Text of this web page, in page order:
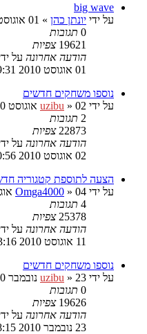
big wave
על ידי יונתן כהן » 01 אוגוסט 2010 09:31
0 תגובות
19621 צפיות
הודעה אחרונה על
01 אוגוסט 2010 09:31
נוספו משחקים חדשים
על ידי
uzibu » 02 אוגוסט 2010 16:56
2 תגובות
22873 צפיות
הודעה אחרונה על
02 אוגוסט 2010 20:56
הצעה לתוספת קטגוריה
על ידי
Omga4000 » 04 אוגוסט 2010 02:29
4 תגובות
25378 צפיות
הודעה אחרונה על
11 אוגוסט 2010 23:16
נוספו משחקים חדשים
על ידי
uzibu » 23 נובמבר 2010 18:15
0 תגובות
19626 צפיות
הודעה אחרונה על
23 נובמבר 2010 18:15